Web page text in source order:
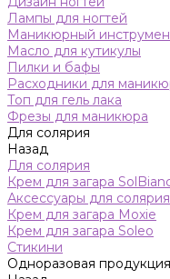
Лампы для ногтей
Маникюрный
Масло для кутикулы
Пилки и бафы
Расходники для
Топ для гель лака
Фрезы для маникюра
Для солярия
Назад
Для солярия
Крем для загара
Аксессуары для солярия
Крем для загара Moxie
Крем для загара Soleo
Стикини
Одноразовая продукция